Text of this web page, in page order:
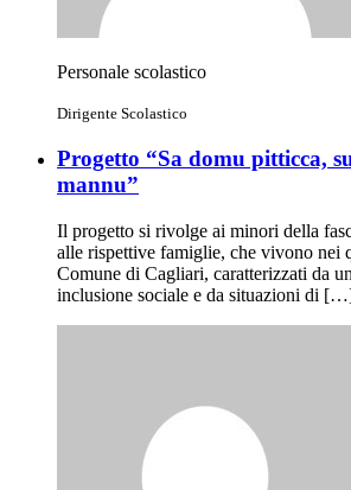
Personale scolastico
Dirigente Scolastico
Progetto “Sa domu pitticca,
mannu”
Il progetto si rivolge ai minori della
alle rispettive famiglie, che vivono nei
Comune di Cagliari, caratterizzati da
inclusione sociale e da situazioni di